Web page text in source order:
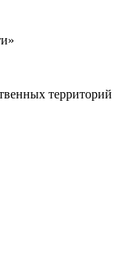
территорий